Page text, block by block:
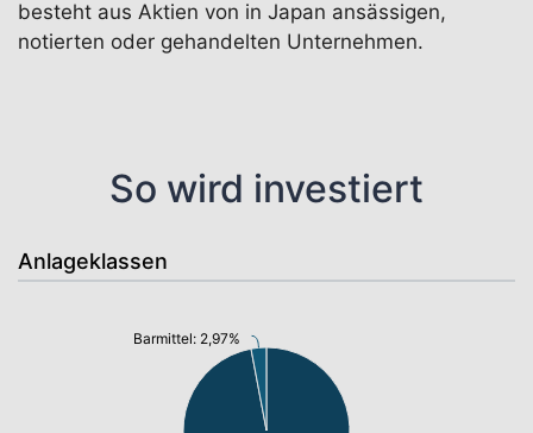
besteht aus Aktien von in Japan ansässigen,
notierten oder gehandelten Unternehmen.
So wird investiert
Anlageklassen
Barmittel: 2,97%